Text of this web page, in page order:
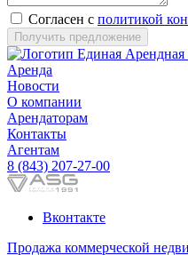
Согласен с политикой
Получить предложение
Аренда
Новости
О компании
Арендаторам
Контакты
Агентам
8 (843) 207-27-00
Вконтакте
Продажа коммерческой